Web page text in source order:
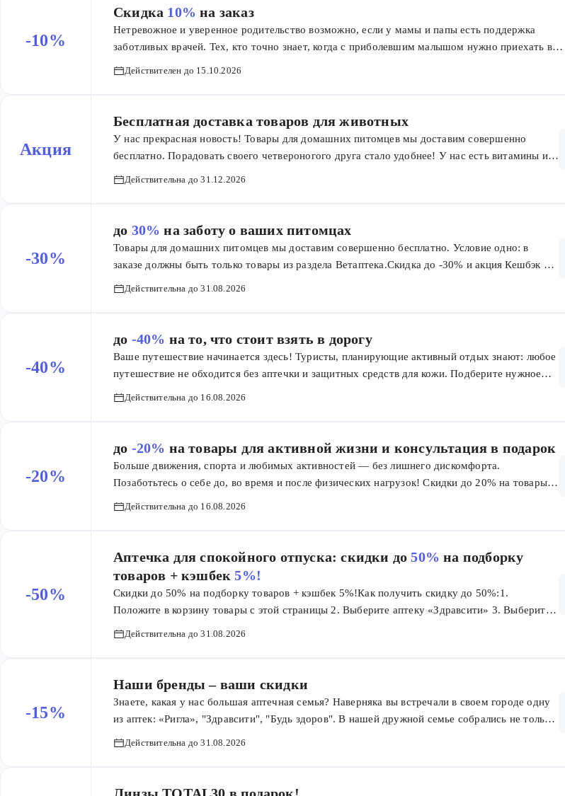
-10%
Скидка 10%на заказ
Нетревожное и уверенное родительство возможно, если у мамы и папы есть поддержка
заботливых врачей. Тех, кто точно знает, когда с приболевшим малышом нужно приехать в
доказательной медицины и правил бережного общения. Чтобы знакомство с доктором было
ещё приятнее — воспользуйтесь промокодом ЗДРАВСИТИ1 и получите скидку 10% на первый
Действителен до 15.10.2026
Акция
Бесплатная доставка товаров для животных
У нас прекрасная новость! Товары для домашних питомцев мы доставим совершенно
бесплатно. Порадовать своего четвероногого друга стало удобнее! У нас есть витамины и
Действительна до 31.12.2026
-30%
до 30%на заботу о ваших питомцах
Товары для домашних питомцев мы доставим совершенно бесплатно. Условие одно: в
заказе должны быть только товары из раздела Ветаптека.Скидка до -30% и акция Кешбэк до
Действительна до 31.08.2026
-40%
до -40% на то, что стоит взять в дорогу
Ваше путешествие начинается здесь! Туристы, планирующие активный отдых знают: любое
путешествие не обходится без аптечки и защитных средств для кожи. Подберите нужное
Действительна до 16.08.2026
-20%
до -20% на товары для активной жизни и консультация в подарок
Больше движения, спорта и любимых активностей — без лишнего дискомфорта.
Позаботьтесь о себе до, во время и после физических нагрузок! Скидки до 20% на товары
внимание, что получить консультацию в приложении пока не получится, поэтому нужно
перейти на страницу акции на сайте.
Действительна до 16.08.2026
-50%
Аптечка для спокойного отпуска: скидки до 50%на подборку
товаров + кэшбек 5%!
Скидки до 50% на подборку товаров + кэшбек 5%!Как получить скидку до 50%:1.
Положите в корзину товары с этой страницы 2. Выберите аптеку «Здравсити» 3. Выберите
Действительна до 31.08.2026
-15%
Наши бренды – ваши скидки
Знаете, какая у нас большая аптечная семья? Наверняка вы встречали в своем городе одну
из аптек: «Ригла», "Здравсити", "Будь здоров". В нашей дружной семье собрались не только
заслуженное признание: MeDiva стала победителем престижной премии Private Label
Действительна до 31.08.2026